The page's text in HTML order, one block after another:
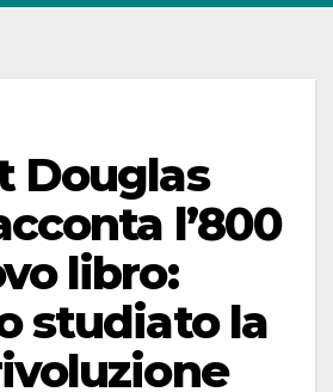
Douglas
l’800
libro:
studiato la